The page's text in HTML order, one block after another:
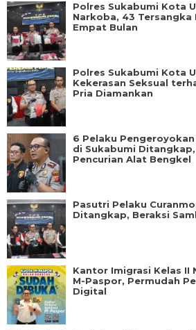
Polres Sukabumi Kota
Narkoba, 43
Empat Bulan
Polres Sukabumi Kota
Kekerasan Seksual
Pria Diamankan
6 Pelaku
di Sukabumi
Pencurian Alat Bengkel
Pasutri Pelaku
Ditangkap, Beraksi
Kantor Imigrasi Kelas II
M-Paspor, Permudah
Digital